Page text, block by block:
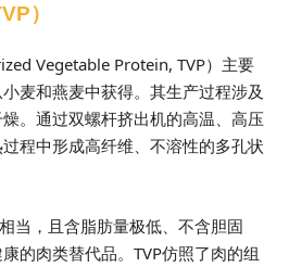
）
Vegetable Protein, TVP）主要
麦和燕麦中获得。其生产过程涉及
。通过双螺杆挤出机的高温、高压
程中形成高纤维、不溶性的多孔状
当，且含脂肪量极低、不含胆固
的肉类替代品。TVP仿照了肉的组